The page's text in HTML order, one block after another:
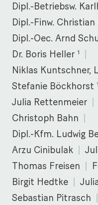
Dipl.-Betriebsw.
Dipl.-Finw. Christian
Dipl.-Oec. Arnd
Dr. Boris Heller 1
Niklas Kuntschner,
Stefanie Böckhorst 1
Julia Rettenmeier
Christoph Bahn
Dipl.-Kfm. Ludwig
Arzu Cinibulak
Thomas Freisen
Birgit Hedtke
Sebastian Pitrasch